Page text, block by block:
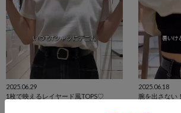
2025.06.29
1枚で映えるレイヤード風TOPS♡
2025.06.18
腕を出さない